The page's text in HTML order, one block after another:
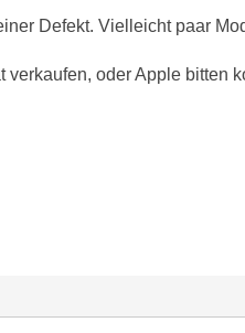
Defekt. Vielleicht paar
verkaufen, oder Apple bitten